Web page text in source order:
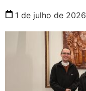
1 de julho de 2026